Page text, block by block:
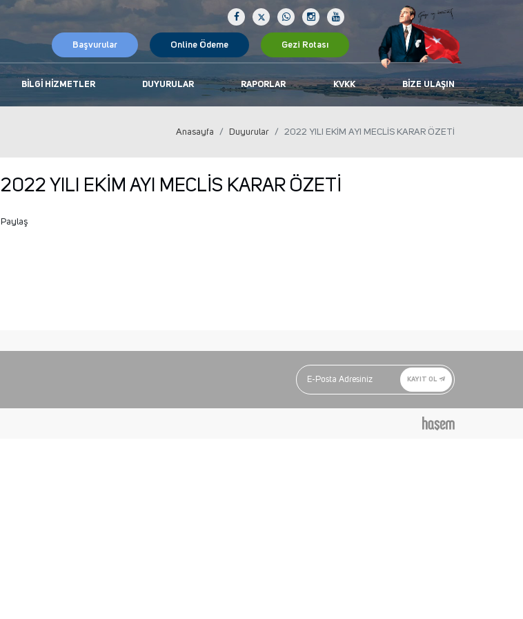
Başvurular Online Ödeme Gezi Rotası
BILGI HIZMETLER DUYURULAR RAPORLAR KVKK BIZE ULAŞIN
Anasayfa Duyurular 2022 YILI EKİM AYI MECLİS KARAR ÖZETİ
2022 YILI EKİM AYI MECLİS KARAR ÖZETİ
Paylaş
KAYIT OL